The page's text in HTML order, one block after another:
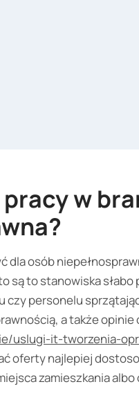
w
dla osób
są to stanowiska
czy personelu
a także
uslugi-it-tworzenia-
oferty najlepiej
zamieszkania